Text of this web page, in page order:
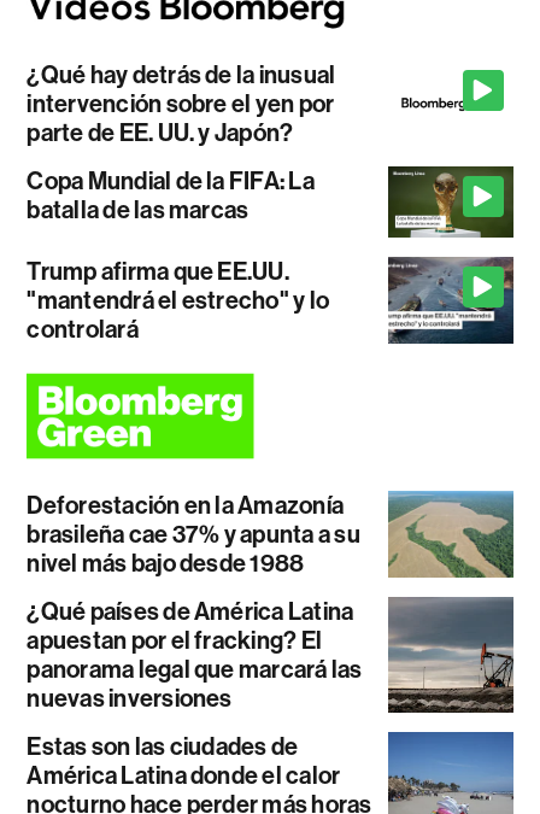
¿Qué hay detrás de la inusual
intervención sobre el yen por
parte de EE. UU. y Japón?
Copa Mundial de la FIFA: La
batalla de las marcas
Trump afirma que EE.UU.
"mantendrá el estrecho" y lo
controlará
Deforestación en la Amazonía
brasileña cae 37% y apunta a su
nivel más bajo desde 1988
¿Qué países de América Latina
apuestan por el fracking? El
panorama legal que marcará las
nuevas inversiones
Estas son las ciudades de
América Latina donde el calor
nocturno hace perder más horas